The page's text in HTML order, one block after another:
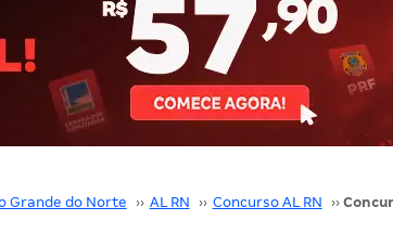
Grande do Norte ›› AL RN ›› Concurso AL RN ››